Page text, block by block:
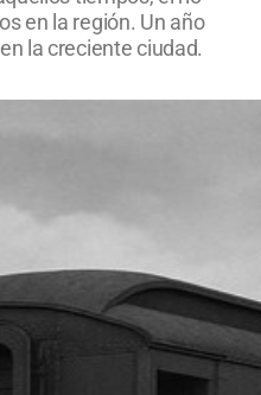
en la región. Un año
la creciente ciudad.